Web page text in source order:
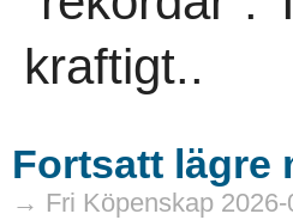
kraftigt..
Fortsatt lägre
→ Fri Köpenskap 2026-